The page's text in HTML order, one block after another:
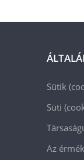
Sütik
Süti
Az